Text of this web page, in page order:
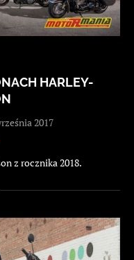
HARLEY-
2017
z rocznika 2018.